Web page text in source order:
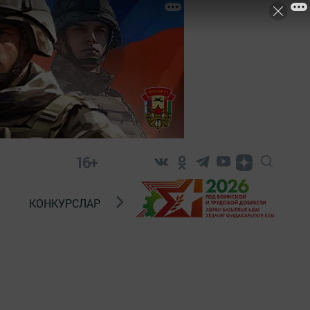
16+
КОНКУРСЛАР ТЕЛЕВИДЕНИЕ